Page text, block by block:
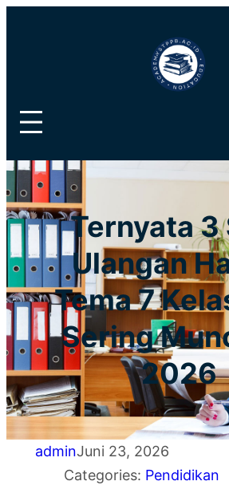
Ternyata 3
Ulangan
Tema 7
Sering
2026
adminJuni 23, 2026
Categories: Pendidikan